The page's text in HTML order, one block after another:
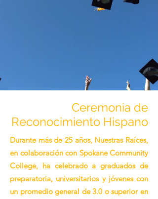
Ceremonia de
Reconocimiento Hispano
Durante más de 25 años, Nuestras Raíces,
en colaboración con Spokane Community
College, ha celebrado a graduados de
preparatoria, universitarios y jóvenes con
un promedio general de 3.0 o superior en